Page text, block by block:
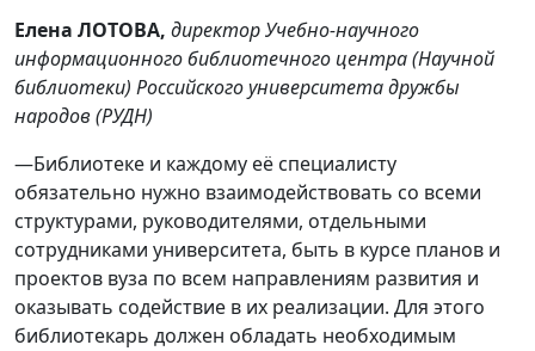
Елена ЛОТОВА, директор Учебно-научного
информационного библиотечного центра (Научной
библиотеки) Российского университета дружбы
народов (РУДН)
—Библиотеке и каждому её специалисту
обязательно нужно взаимодействовать со всеми
структурами, руководителями, отдельными
сотрудниками университета, быть в курсе планов и
проектов вуза по всем направлениям развития и
оказывать содействие в их реализации. Для этого
библиотекарь должен обладать необходимым